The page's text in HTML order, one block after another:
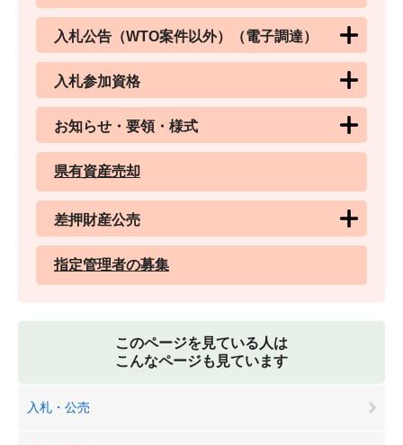
入札公告（WTO案件以外）（電子調達）
入札参加資格
お知らせ・要領・様式
県有資産売却
差押財産公売
指定管理者の募集
このページを見ている人は
こんなページも見ています
入札・公売